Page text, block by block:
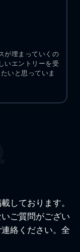
が埋まっていくの
いエントリーを受
いと思っていま
しております。
ご質問がござい
絡ください。全